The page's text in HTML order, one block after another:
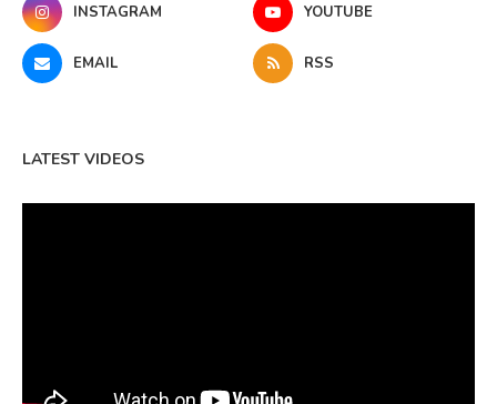
INSTAGRAM YOUTUBE
EMAIL RSS
LATEST VIDEOS